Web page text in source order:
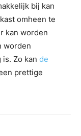
bij kan
omheen te
kan worden
worden
Zo kan de
prettige